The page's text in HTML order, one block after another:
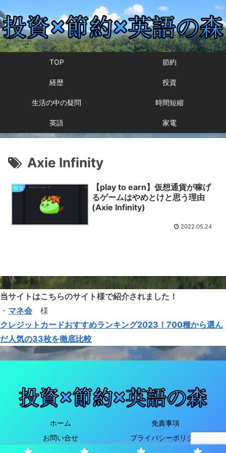
TOP 節約
経歴 投資
生活の中の疑問 時間短縮
英語 家電
Axie Infinity
投資
【play to earn】仮想通貨が稼げ
るゲームはやめとけと思う理由
(Axie Infinity)
2022.05.24
当サイトはこちらのサイト様で紹介されました！
・ マネ会様
クレジットカードおすすめランキング2023！700種から選ん
だ人気の33枚を徹底比較
ホーム
免責事項
お問い合せ
プライバシーポリシー